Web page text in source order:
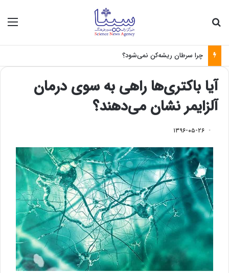
چرا سرطان ریشه‌کن نمی‌شود؟
آیا باکتری‌ها راهی به سوی درمان
آلزایمر نشان می‌دهند؟
۱۳۹۶-۰۵-۲۶